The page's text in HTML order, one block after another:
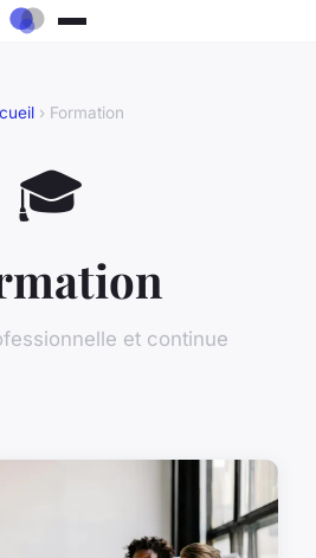
› Formation
🎓
et continue